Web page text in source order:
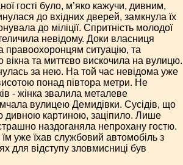
гості було, м’яко кажучи, дивним,
до вхідних дверей, замкнула їх
до міліції. Спритність молодої
невідому. Доки власниця
правоохоронцям ситуацію, та
вікна та миттєво вискочила на вулицю.
за нею. На той час невідома уже
понад півтора метри. Не
- жінка звалила металеве
вулицею Демидівки. Сусідів, що
дивною картиною, заціпило. Лише
наздоганяла непрохану гостю.
уже їхав службовий автомобіль з
для відступу зловмисниці був